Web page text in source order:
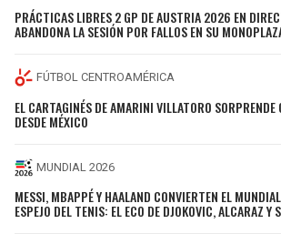
PRÁCTICAS LIBRES 2 GP DE AUSTRIA 2026 EN
ABANDONA LA SESIÓN POR FALLOS EN SU
FÚTBOL CENTROAMÉRICA
EL CARTAGINÉS DE AMARINI VILLATORO
DESDE MÉXICO
MUNDIAL 2026
MESSI, MBAPPÉ Y HAALAND CONVIERTEN EL
ESPEJO DEL TENIS: EL ECO DE DJOKOVIC, ALCARAZ Y